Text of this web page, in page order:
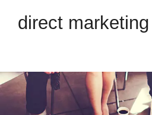
direct marketing